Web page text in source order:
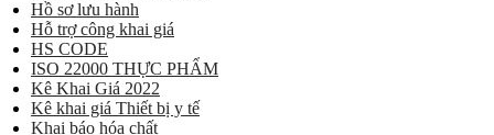
Hồ sơ lưu hành
Hỗ trợ công khai giá
HS CODE
ISO 22000 THỰC PHẨM
Kê Khai Giá 2022
Kê khai giá Thiết bị y tế
Khai báo hóa chất